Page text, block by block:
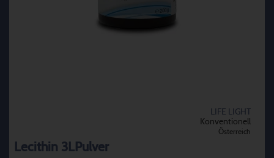
LIFE LIGHT
Konventionell
Österreich
Lecithin 3LPulver